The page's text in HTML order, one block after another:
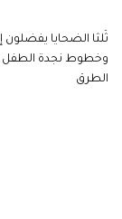
ثُلثا الضحايا يفضلون
وخطوط نجدة الطفل
الطرق